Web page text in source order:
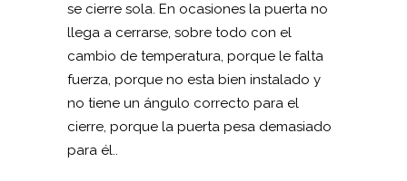
se cierre sola. En ocasiones la puerta no
llega a cerrarse, sobre todo con el
cambio de temperatura, porque le falta
fuerza, porque no esta bien instalado y
no tiene un ángulo correcto para el
cierre, porque la puerta pesa demasiado
para él..